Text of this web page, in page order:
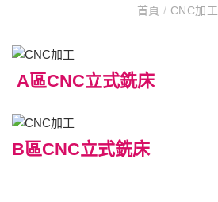
首頁/ CNC加工
A區CNC立式銑床
B區CNC立式銑床